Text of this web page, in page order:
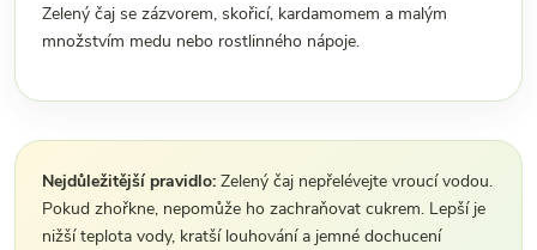
Zelený čaj se zázvorem, skořicí, kardamomem a malým
množstvím medu nebo rostlinného nápoje.
Nejdůležitější pravidlo: Zelený čaj nepřelévejte vroucí vodou.
Pokud zhořkne, nepomůže ho zachraňovat cukrem. Lepší je
nižší teplota vody, kratší louhování a jemné dochucení